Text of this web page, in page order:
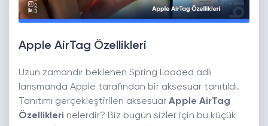
Apple AirTag Özellikleri
Uzun zamandır beklenen Spring Loaded adlı
lansmanda Apple tarafından bir aksesuar tanıtıldı.
Tanıtımı gerçekleştirilen aksesuar Apple AirTag
Özellikleri nelerdir? Biz bugün sizler için bu küçük